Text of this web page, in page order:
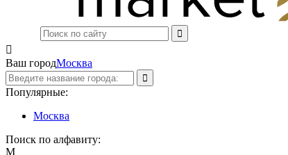

Ваш городМосква
Популярные:
Москва
Поиск по алфавиту:
М